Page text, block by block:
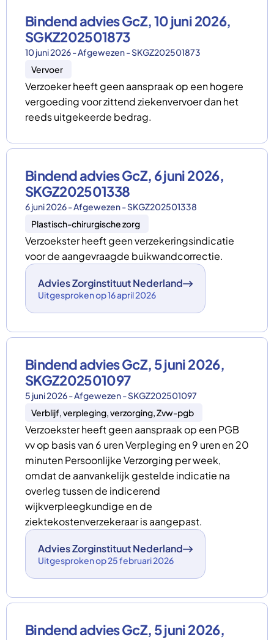
Bindend advies GcZ, 10 juni 2026,
SGKZ202501873
10 juni 2026 - Afgewezen - SKGZ202501873
Vervoer
Verzoeker heeft geen aanspraak op een hogere
vergoeding voor zittend ziekenvervoer dan het
reeds uitgekeerde bedrag.
Bindend advies GcZ, 6 juni 2026,
SKGZ202501338
6 juni 2026 - Afgewezen - SKGZ202501338
Plastisch-chirurgische zorg
Verzoekster heeft geen verzekeringsindicatie
voor de aangevraagde buikwandcorrectie.
Advies Zorginstituut Nederland
Uitgesproken op 16 april 2026
Bindend advies GcZ, 5 juni 2026,
SKGZ202501097
5 juni 2026 - Afgewezen - SKGZ202501097
Verblijf, verpleging, verzorging, Zvw-pgb
Verzoekster heeft geen aanspraak op een PGB
vv op basis van 6 uren Verpleging en 9 uren en 20
minuten Persoonlijke Verzorging per week,
omdat de aanvankelijk gestelde indicatie na
overleg tussen de indicerend
wijkverpleegkundige en de
ziektekostenverzekeraar is aangepast.
Advies Zorginstituut Nederland
Uitgesproken op 25 februari 2026
Bindend advies GcZ, 5 juni 2026,